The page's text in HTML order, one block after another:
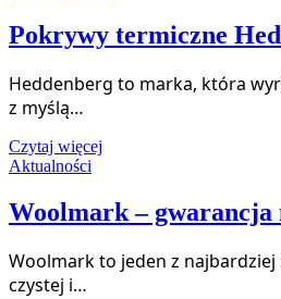
Pokrywy termiczne
Heddenberg to marka, która
z myślą…
Czytaj więcej
Aktualności
Woolmark – gwarancja
Woolmark to jeden z
czystej i…